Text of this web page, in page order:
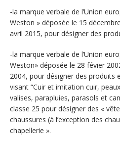
-la marque verbale de l’Union
Weston » déposée le 15
avril 2015, pour désigner des
-la marque verbale de l’Union
Weston» déposée le 28 févier
2004, pour désigner des produits
visant “Cuir et imitation cuir,
valises, parapluies, parasols et
classe 25 pour désigner des «
chaussures (à l’exception des
chapellerie ».